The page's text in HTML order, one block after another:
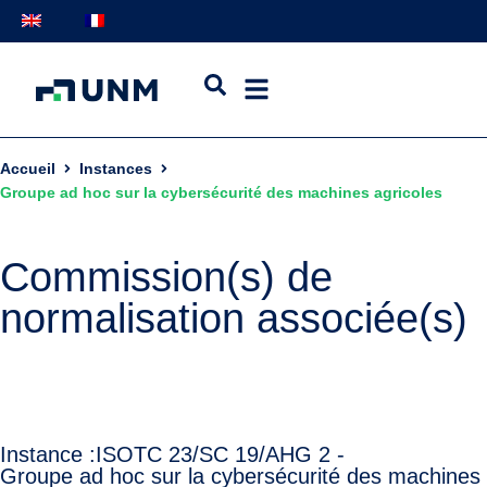
Accueil
Instances
Groupe ad hoc sur la cybersécurité des machines agricoles
Commission(s) de
normalisation associée(s)
Instance :ISOTC 23/SC 19/AHG 2 -
Groupe ad hoc sur la cybersécurité des machines